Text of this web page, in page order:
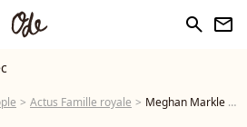
search newsletter
Actus Famille royale Meghan Markle éperdument amoureuse : sa déroutante vidéo du prince Harry comme on ne l’a jamais vu, "Nous interrompons votre programme..."